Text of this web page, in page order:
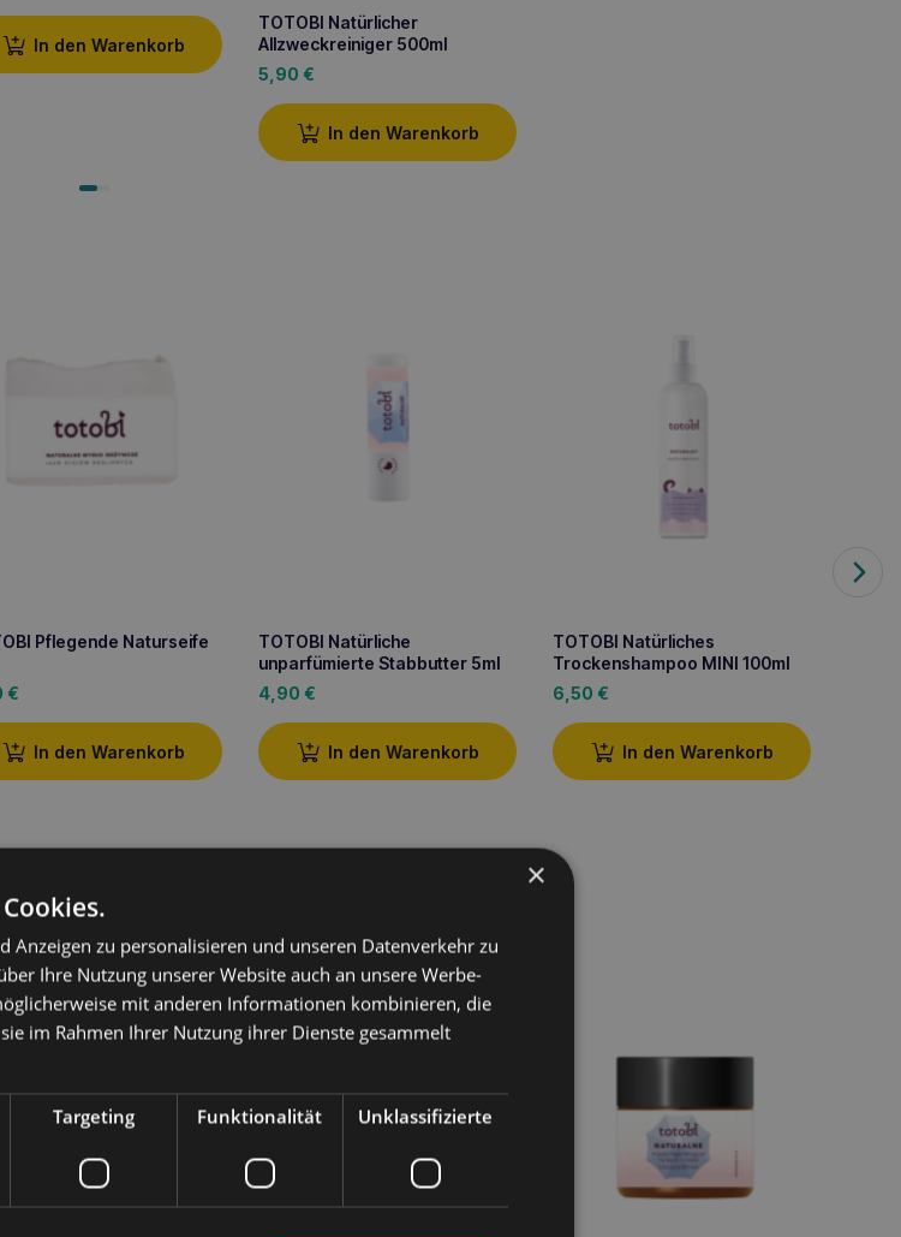
In den Warenkorb
TOTOBI Natürlicher
Allzweckreiniger 500ml
5,90 €
In den Warenkorb
Pflegende Naturseife
€
In den Warenkorb
TOTOBI Natürliche
unparfümierte Stabbutter 5ml
4,90 €
In den Warenkorb
TOTOBI Natürliches
Trockenshampoo MINI 100ml
6,50 €
In den Warenkorb
×
Anzeigen zu personalisieren und unseren Datenverkehr zu
Ihre Nutzung unserer Website auch an unsere Werbe-
mit anderen Informationen kombinieren, die
im Rahmen Ihrer Nutzung ihrer Dienste gesammelt
Targeting Funktionalität Unklassifizierte